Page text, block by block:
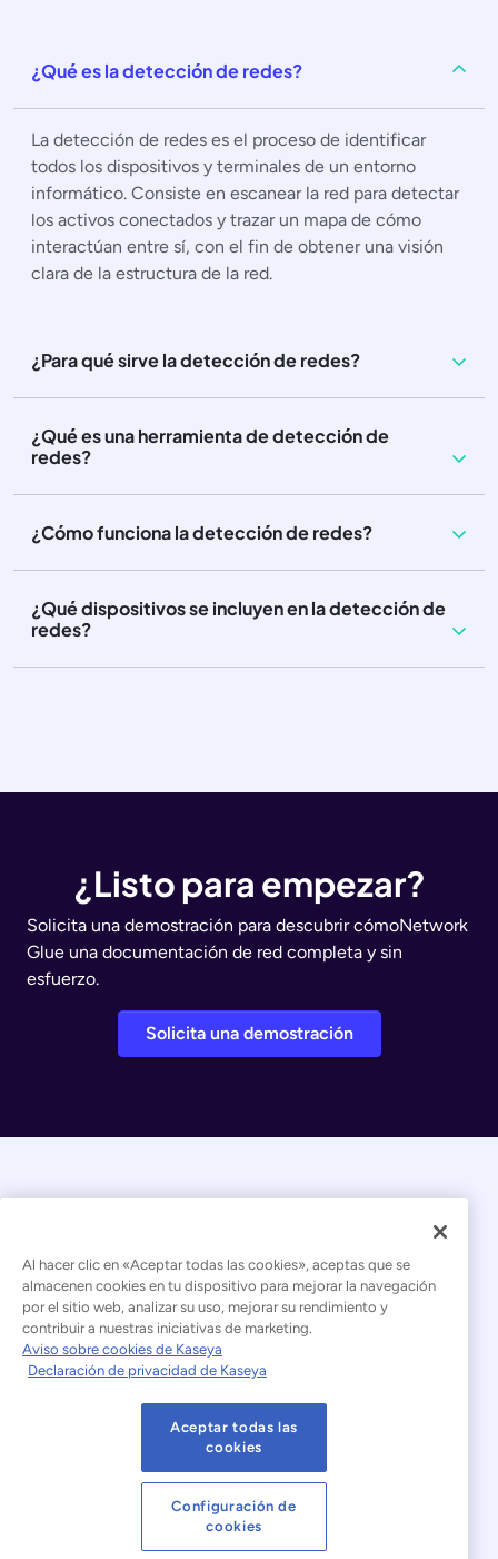
¿Qué es la detección de redes?
La detección de redes es el proceso de identificar
todos los dispositivos y terminales de un entorno
informático. Consiste en escanear la red para detectar
los activos conectados y trazar un mapa de cómo
interactúan entre sí, con el fin de obtener una visión
clara de la estructura de la red.
¿Para qué sirve la detección de redes?
¿Qué es una herramienta de detección de
redes?
¿Cómo funciona la detección de redes?
¿Qué dispositivos se incluyen en la detección de
redes?
¿Listo para empezar?
Solicita una demostración para descubrir cómoNetwork
Glue una documentación de red completa y sin
esfuerzo.
Solicita una demostración
© 2026 Kaseya. Todos los derechos reservados.
Español (América Latina)
Declaración sobre la esclavitud moderna
Condiciones de uso del sitio web
Declaración de privacidad Mapa del sitio
Al hacer clic en «Aceptar todas las cookies», aceptas que se
almacenen cookies en tu dispositivo para mejorar la navegación
por el sitio web, analizar su uso, mejorar su rendimiento y
contribuir a nuestras iniciativas de marketing.
Aviso sobre cookies de Kaseya
Declaración de privacidad de Kaseya
Aceptar todas las
cookies
Configuración de
cookies